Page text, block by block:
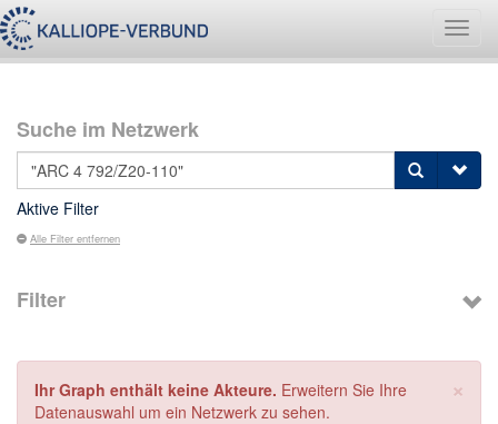
Suche im Netzwerk
Aktive Filter
Alle Filter entfernen
Filter
×
Ihr Graph enthält keine Akteure. Erweitern Sie Ihre
Datenauswahl um ein Netzwerk zu sehen.